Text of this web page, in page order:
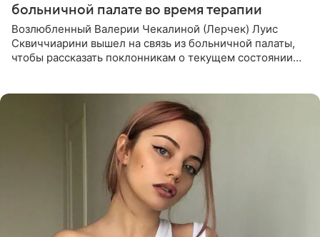
больничной палате во время терапии
Возлюбленный Валерии Чекалиной (Лерчек) Луис
Сквиччиарини вышел на связь из больничной палаты,
чтобы рассказать поклонникам о текущем состоянии